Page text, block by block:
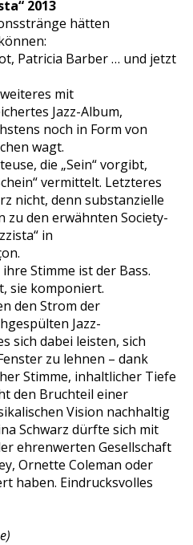
2013
hätten
Patricia Barber … und jetzt
mit
Jazz-Album,
noch in Form von
wagt.
die „Sein“ vorgibt,
vermittelt. Letzteres
nicht, denn substanzielle
den erwähnten Society-
in
Stimme ist der Bass.
sie komponiert.
den Strom der
Jazz-
sich dabei leisten, sich
zu lehnen – dank
Stimme, inhaltlicher Tiefe
den Bruchteil einer
Vision nachhaltig
Schwarz dürfte sich mit
ehrenwerten Gesellschaft
Ornette Coleman oder
haben. Eindrucksvolles